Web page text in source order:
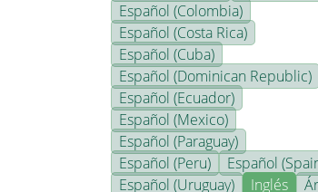
Español (Colombia)
Español (Costa Rica)
Español (Cuba)
Español (Dominican Republic)
Español (Ecuador)
Español (Mexico)
Español (Paraguay)
Español (Peru)
Español
Español (Uruguay)
Inglés